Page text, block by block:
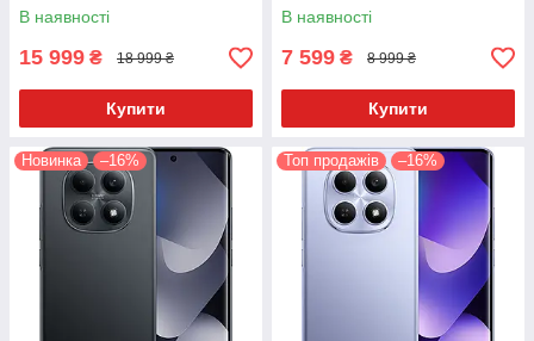
В наявності
15 999 ₴ 18 999 ₴
Купити
В наявності
7 599 ₴ 8 999 ₴
Купити
Новинка –16% Топ продажів –16%